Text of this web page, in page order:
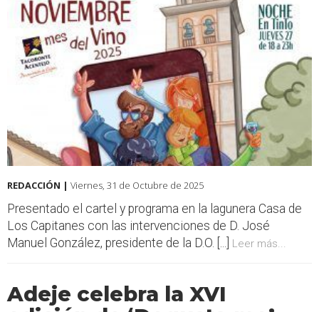
REDACCIÓN | Viernes, 31 de Octubre de 2025
Presentado el cartel y programa en la lagunera Casa de
Los Capitanes con las intervenciones de D. José
Manuel González, presidente de la D.O. [...] Leer más...
Adeje celebra la XVI